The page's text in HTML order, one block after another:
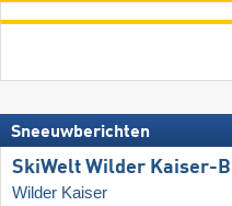
Sneeuwberichten
SkiWelt Wilder Kaiser-
Wilder Kaiser